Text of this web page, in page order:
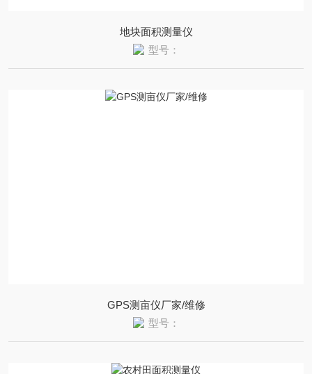
地块面积测量仪
型号：
GPS测亩仪厂家/维修
型号：